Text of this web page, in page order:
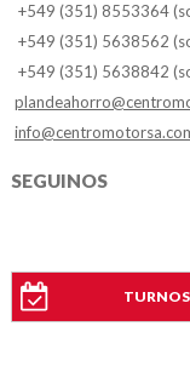
+549 (351) 8553364
+549 (351) 5638562
+549 (351) 5638842
SEGUINOS